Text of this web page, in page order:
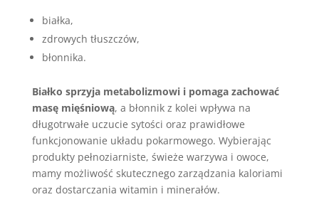
białka,
zdrowych tłuszczów,
błonnika.
Białko sprzyja metabolizmowi i pomaga zachować
masę mięśniową, a błonnik z kolei wpływa na
długotrwałe uczucie sytości oraz prawidłowe
funkcjonowanie układu pokarmowego. Wybierając
produkty pełnoziarniste, świeże warzywa i owoce,
mamy możliwość skutecznego zarządzania kaloriami
oraz dostarczania witamin i minerałów.